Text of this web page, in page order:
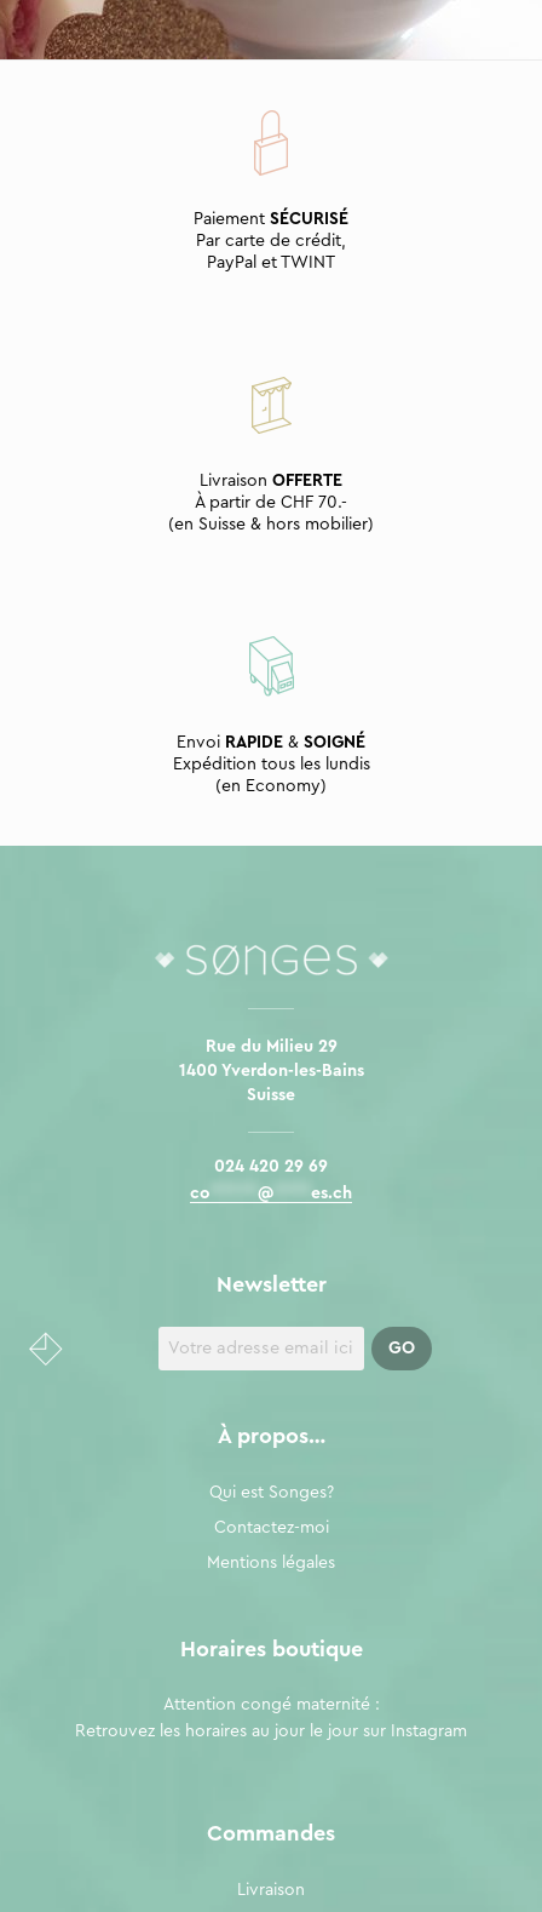
Paiement SÉCURISÉ
Par carte de crédit,
PayPal et TWINT
Livraison OFFERTE
À partir de CHF 70.-
(en Suisse & hors mobilier)
Envoi RAPIDE & SOIGNÉ
Expédition tous les lundis
(en Economy)
Rue du Milieu 29
1400 Yverdon-les-Bains
Suisse
024 420 29 69
co
@ es.ch
Commandes
Livraison
À propos…
Qui est Songes?
Contactez-moi
Mentions légales
Newsletter
Horaires boutique
Attention congé maternité :
Retrouvez les horaires au jour le jour sur
Instagram